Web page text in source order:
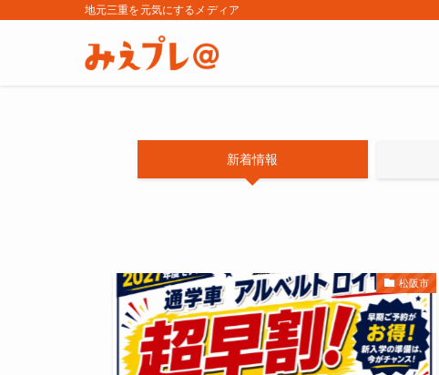
地元三重を元気にするメディア
新着情報
松阪市